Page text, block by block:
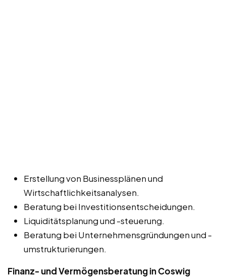
Erstellung von Businessplänen und
Wirtschaftlichkeitsanalysen.
Beratung bei Investitionsentscheidungen.
Liquiditätsplanung und -steuerung.
Beratung bei Unternehmensgründungen und -
umstrukturierungen.
Finanz- und Vermögensberatung in Coswig